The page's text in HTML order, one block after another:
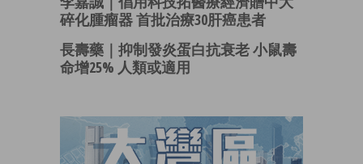
碎化腫瘤器 首批治療30肝癌患者
長壽藥｜抑制發炎蛋白抗衰老 小鼠壽
命增25% 人類或適用